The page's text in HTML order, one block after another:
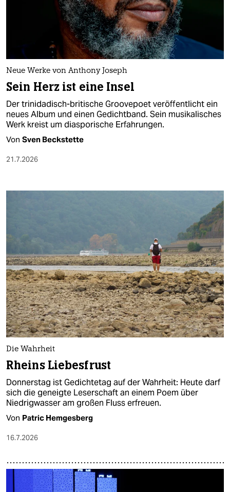
Neue Werke von Anthony Joseph
Sein Herz ist eine Insel
Der trinidadisch-britische Groovepoet veröffentlicht ein
neues Album und einen Gedichtband. Sein musikalisches
Werk kreist um diasporische Erfahrungen.
Von Sven Beckstette
21.7.2026
Die Wahrheit
Rheins Liebesfrust
Donnerstag ist Gedichtetag auf der Wahrheit: Heute darf
sich die geneigte Leserschaft an einem Poem über
Niedrigwasser am großen Fluss erfreuen.
Von Patric Hemgesberg
16.7.2026